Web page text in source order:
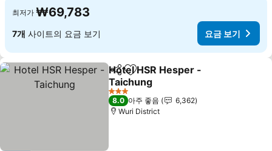
최저가 ₩69,783
7개 사이트의 요금 보기 요금 보기
공유 즐겨찾기에 추가
Hotel HSR Hesper -
Taichung
요금 보기
3 성급
8.0 아주 좋음
6,362
Wuri District